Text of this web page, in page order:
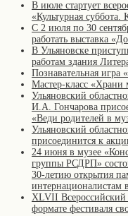
В июле стартует
«Культурная суббота.
С 2 июля по 30
работать выставка
В Ульяновске
работам здания
Познавательная игра
Мастер-класс «Храни
Ульяновский
И.А. Гончарова
«Веди родителей в
Ульяновский
присоединится к
24 июня в музее
группы РСДРП»
30-летию открытия
интернационалистам
XLVII Всероссийский
формате фестиваля